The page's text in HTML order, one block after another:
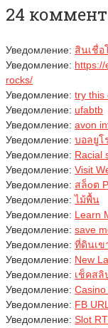
24
Уведомление: สินเชื่อ
Уведомление: https://
rocks/
Уведомление: try this
Уведомление: ufabtb
Уведомление: avon
Уведомление: บอลยูโ
Уведомление: Racial
Уведомление: Visit
Уведомление: สล็oต
Уведомление:ไม้พื้น
Уведомление: Learn
Уведомление: save
Уведомление: ที่ดินเข
Уведомление: New
Уведомление: เช็คสลิ
Уведомление:
Уведомление: FB
Уведомление: Slot